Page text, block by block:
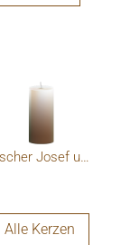
Fischer Josef und Ulli
Alle Kerzen